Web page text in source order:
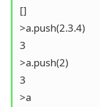
[]
>a.push(2.3.4)
3
>a.push(2)
3
>a